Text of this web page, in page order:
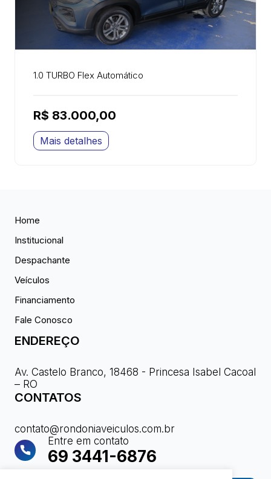
1.0 TURBO Flex Automático
R$ 83.000,00
Mais detalhes
Home
Institucional
Despachante
Veículos
Financiamento
Fale Conosco
ENDEREÇO
Av. Castelo Branco, 18468 - Princesa Isabel Cacoal
– RO
CONTATOS
contato@rondoniaveiculos.com.br
Entre em contato
69 3441-6876